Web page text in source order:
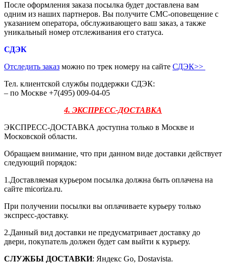
После оформления заказа посылка будет доставлена вам
одним из наших партнеров. Вы получите СМС-оповещение с
указанием оператора, обслуживающего ваш заказ, а также
уникальный номер отслеживания его статуса.
СДЭК
Отследить заказ можно по трек номеру на сайте СДЭК>>
Тел. клиентской службы поддержки СДЭК:
– по Москве +7(495) 009-04-05
4. ЭКСПРЕСС-ДОСТАВКА
ЭКСПРЕСС-ДОСТАВКА доступна только в Москве и
Московской области.
Обращаем внимание, что при данном виде доставки действует
следующий порядок:
1.Доставляемая курьером посылка должна быть оплачена на
сайте micoriza.ru.
При получении посылки вы оплачиваете курьеру только
экспресс-доставку.
2.Данный вид доставки не предусматривает доставку до
двери, покупатель должен будет сам выйти к курьеру.
СЛУЖБЫ ДОСТАВКИ: Яндекс Go, Dostavista.